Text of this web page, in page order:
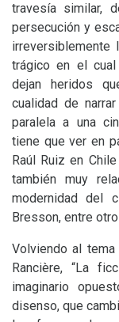
travesía similar,
persecución y
irreversiblemente
trágico en el
dejan heridos
cualidad de
paralela a una
tiene que ver en
Raúl Ruiz en
también muy
modernidad del
Bresson, entre
Volviendo al
Rancière, “La
imaginario
disenso, que